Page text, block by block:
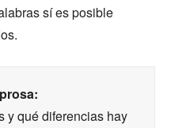
sí es posible
y qué diferencias hay